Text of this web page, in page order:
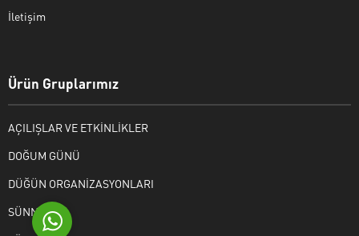
İletişim
Ürün Gruplarımız
AÇILIŞLAR VE ETKİNLİKLER
DOĞUM GÜNÜ
DÜĞÜN ORGANİZASYONLARI
SÜNNET